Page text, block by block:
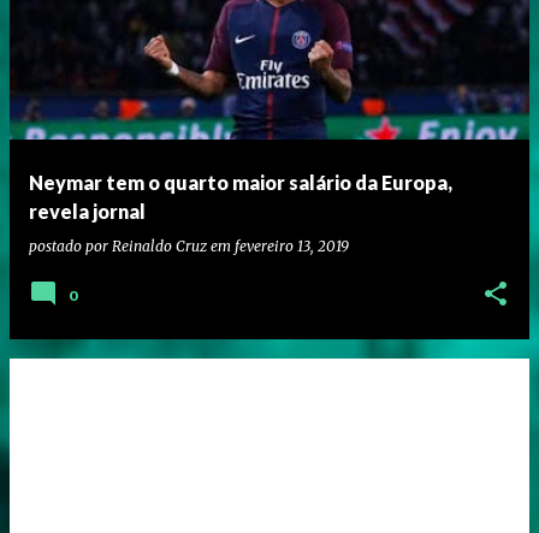
Neymar tem o quarto maior salário da Europa,
revela jornal
postado por Reinaldo Cruz em fevereiro 13, 2019
0